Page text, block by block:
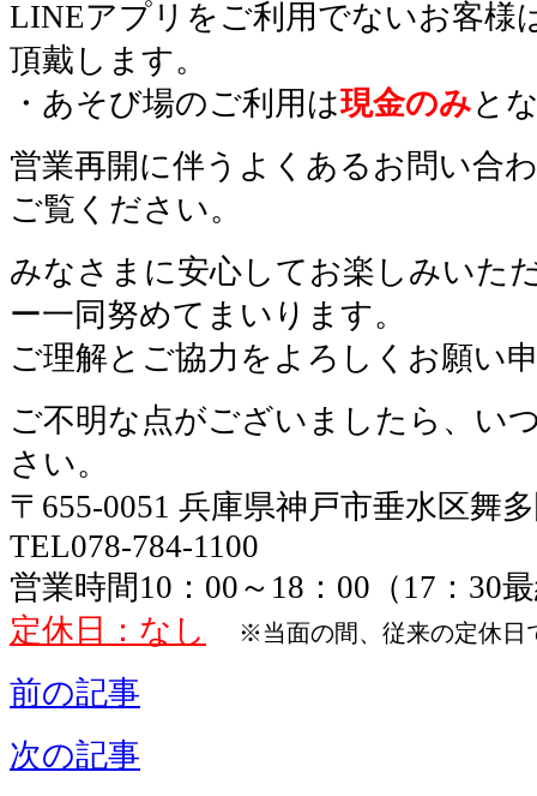
LINEアプリをご利用でないお客様
頂戴します。
・あそび場のご利用は現金のみと
営業再開に伴うよくあるお問い合
ご覧ください。
みなさまに安心してお楽しみいた
ー一同努めてまいります。
ご理解とご協力をよろしくお願い
ご不明な点がございましたら、い
さい。
〒655-0051 兵庫県神戸市垂水区舞
TEL078-784-1100
営業時間10：00～18：00（17：30
定休日：なし
※当面の間、従来の定休日
前の記事
次の記事